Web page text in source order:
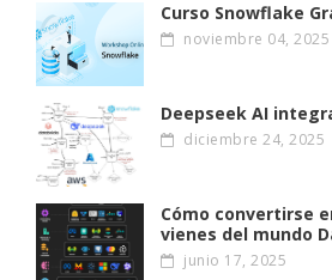
Curso Snowflake
noviembre 04, 2025
Deepseek AI
diciembre 24, 2025
Cómo convertirse
vienes del mundo
junio 17, 2025